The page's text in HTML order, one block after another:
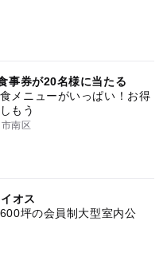
事券が20名様に当たる
メニューがいっぱい！お得
もう
南区
オス
坪の会員制大型室内公